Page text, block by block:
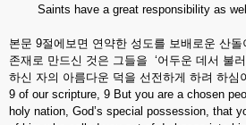
Saints have a great responsibility as
본문 9절에보면 연약한 성도를 보배로운 산
존재로 만드신 것은 그들을 ‘어두운 데서 불
하신 자의 아름다운 덕을 선전하게 하려 하심
9 of our scripture, 9 But you are a chosen
holy nation, God’s special possession, that